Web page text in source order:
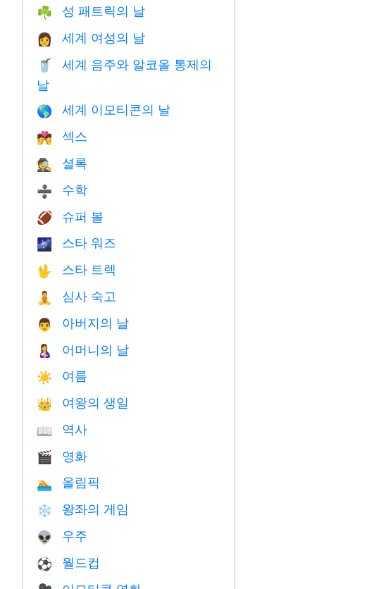
☘️ 성 패트릭의 날
👩 세계 여성의 날
🥤
세계 음주와 알코올 통제의
날
🌎 세계 이모티콘의 날
💏 섹스
🕵️ 셜록
➗ 수학
🏈 슈퍼 볼
🌌 스타 워즈
🖖 스타 트렉
🧘 심사 숙고
👨 아버지의 날
🤱 어머니의 날
☀️ 여름
👑 여왕의 생일
📖 역사
🎬 영화
🏊 올림픽
❄️ 왕좌의 게임
👽 우주
⚽ 월드컵